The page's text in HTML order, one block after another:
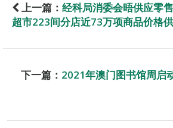
上一篇： 经科局消委会晤供应
超市223间分店近73万项商品价格
下一篇： 2021年澳门图书馆周